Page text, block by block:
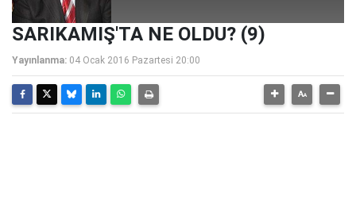
SARIKAMIŞ'TA NE OLDU? (9)
Yayınlanma: 04 Ocak 2016 Pazartesi 20:00